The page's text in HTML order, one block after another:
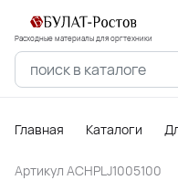
Расходные материалы для оргтехники
Главная Каталоги
Артикул ACHPLJ1005100